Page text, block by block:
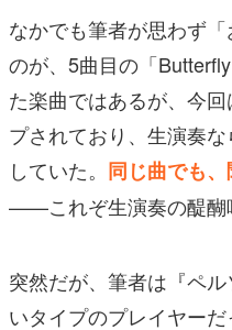
なかでも筆者が思わず
のが、5曲目の「
た楽曲ではあるが、今
プされており、生演奏
していた。 同じ曲でも
——これぞ生演奏の醍醐
突然だが、筆者は『ペ
いタイプのプレイヤー